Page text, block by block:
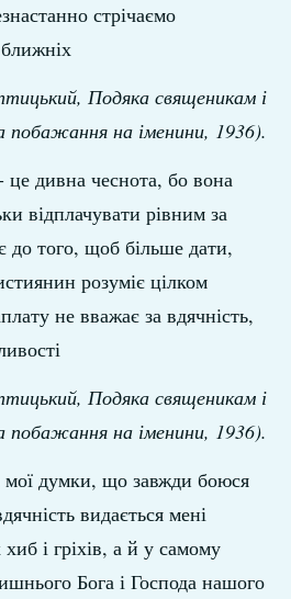
стрічаємо
Подяка священикам і
побажання на іменини, 1936).
це дивна чеснота, бо вона
відплачувати рівним за
до того, щоб більше дати,
розуміє цілком
не вважає за вдячність,
Подяка священикам і
побажання на іменини, 1936).
мої думки, що завжди боюся
видається мені
і гріхів, а й у самому
Бога і Господа нашого